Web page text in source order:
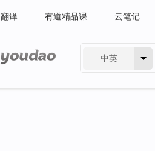
翻译 有道精品课 云笔记
中英